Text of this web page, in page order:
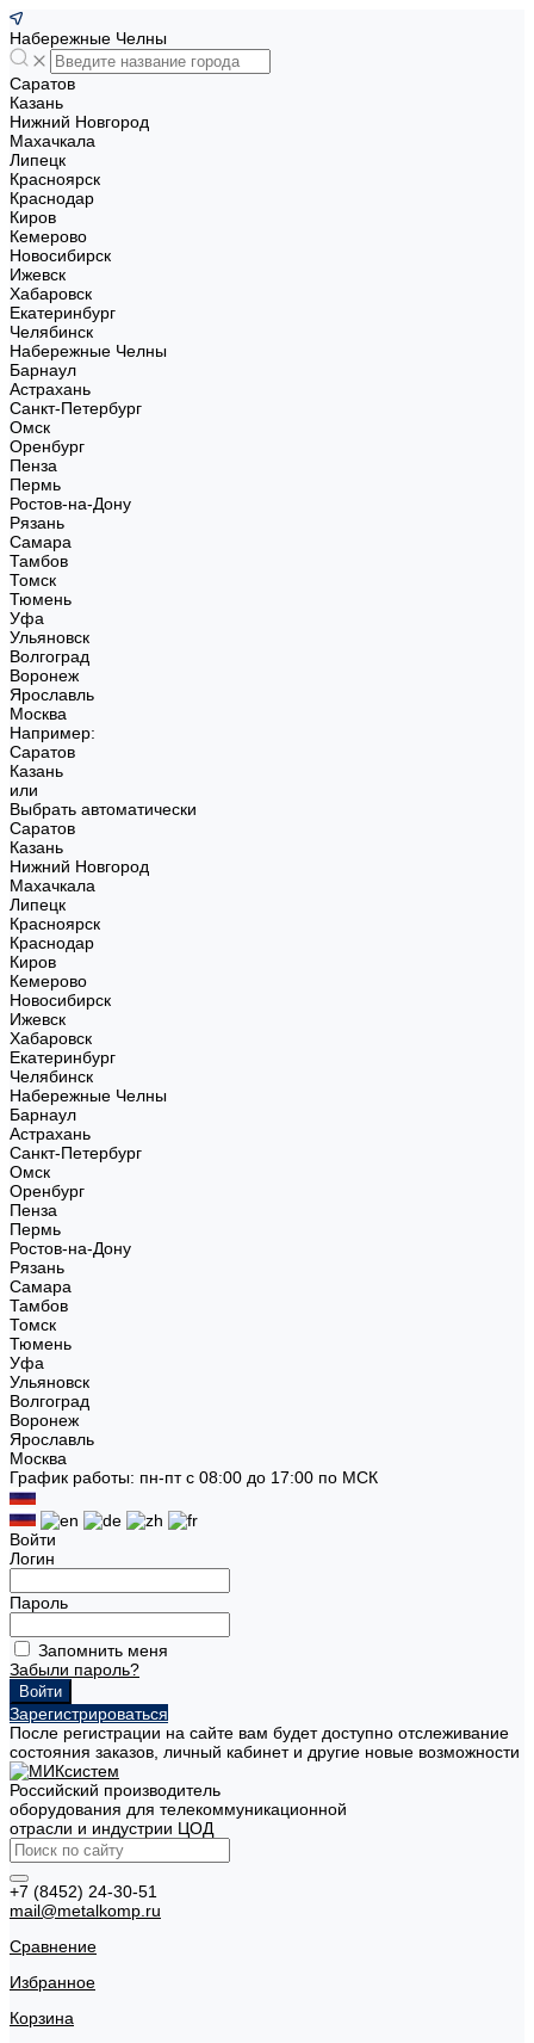
Набережные Челны
Саратов
Казань
Нижний Новгород
Махачкала
Липецк
Красноярск
Краснодар
Киров
Кемерово
Новосибирск
Ижевск
Хабаровск
Екатеринбург
Челябинск
Набережные Челны
Барнаул
Астрахань
Санкт-Петербург
Омск
Оренбург
Пенза
Пермь
Ростов-на-Дону
Рязань
Самара
Тамбов
Томск
Тюмень
Уфа
Ульяновск
Волгоград
Воронеж
Ярославль
Москва
Например:
Саратов
Казань
или
Выбрать автоматически
Саратов
Казань
Нижний Новгород
Махачкала
Липецк
Красноярск
Краснодар
Киров
Кемерово
Новосибирск
Ижевск
Хабаровск
Екатеринбург
Челябинск
Набережные Челны
Барнаул
Астрахань
Санкт-Петербург
Омск
Оренбург
Пенза
Пермь
Ростов-на-Дону
Рязань
Самара
Тамбов
Томск
Тюмень
Уфа
Ульяновск
Волгоград
Воронеж
Ярославль
Москва
График работы: пн-пт с 08:00 до 17:00 по МСК
Войти
Логин
Пароль
Запомнить меня
Забыли пароль?
Зарегистрироваться
После регистрации на сайте вам будет доступно отслеживание
состояния заказов, личный кабинет и другие новые возможности
Российский производитель
оборудования для телекоммуникационной
отрасли и индустрии ЦОД
+7 (8452) 24-30-51
mail@metalkomp.ru
Сравнение
Избранное
Корзина